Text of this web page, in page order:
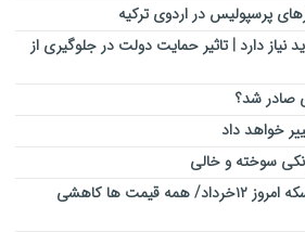
پرسپولیس در اردوی ترکیه
نیاز دارد | تاثیر حمایت دولت در جلوگیری از
صادر شد؟
سوخته و خالی
آخرین قیمت طلا، دلار و سکه امروز ۱۲خرداد/ همه قیمت ها کاهشی